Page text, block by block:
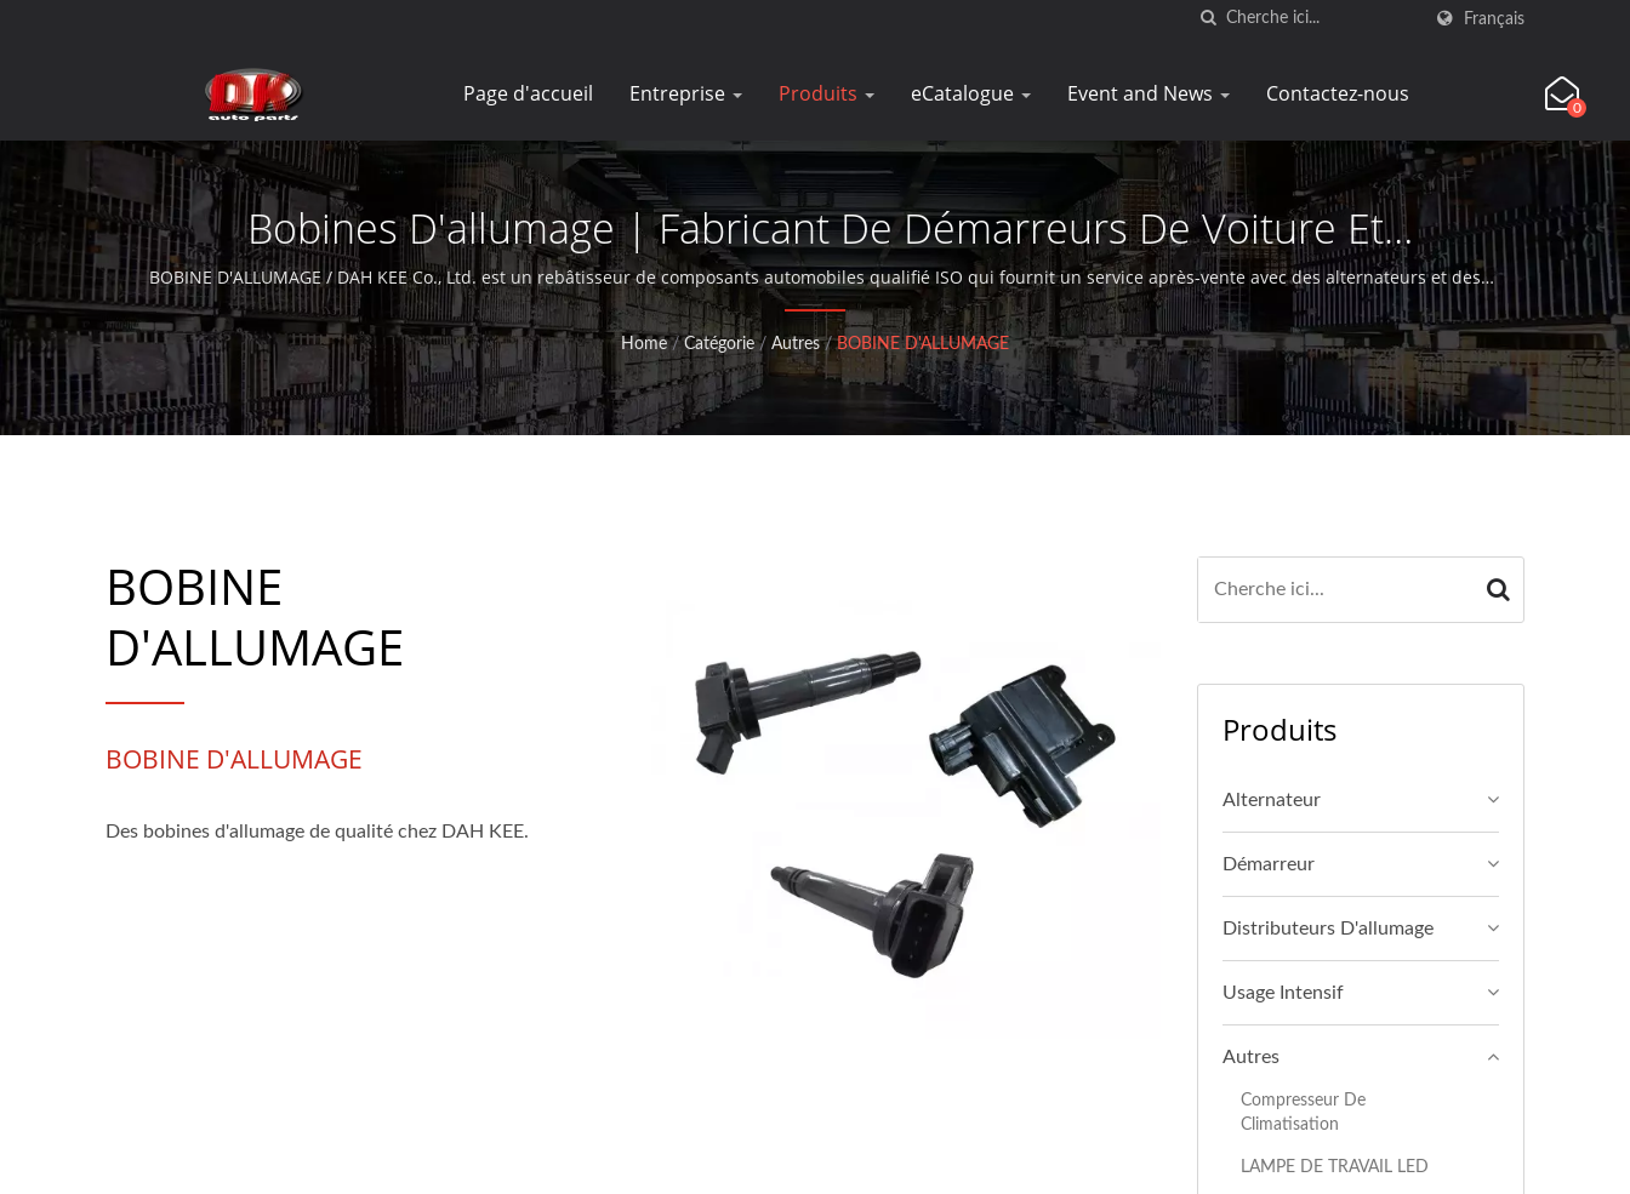
Français
Page d'accueil Entreprise Produits eCatalogue Event and News Contactez-nous
0
Bobines D'allumage | Fabricant De Démarreurs De Voiture Et
D'alternateurs | DK
BOBINE D'ALLUMAGE / DAH KEE Co., Ltd. est un rebâtisseur de composants automobiles qualifié ISO qui fournit un service après-vente avec des alternateurs et des
moteurs de démarreur depuis plus de 30 ans.
Home / Catégorie / Autres / BOBINE D'ALLUMAGE
BOBINE
D'ALLUMAGE
BOBINE D'ALLUMAGE
Des bobines d'allumage de qualité chez DAH KEE.
Produits
Alternateur
Démarreur
Distributeurs D'allumage
Usage Intensif
Autres
Compresseur De
Climatisation
LAMPE DE TRAVAIL LED